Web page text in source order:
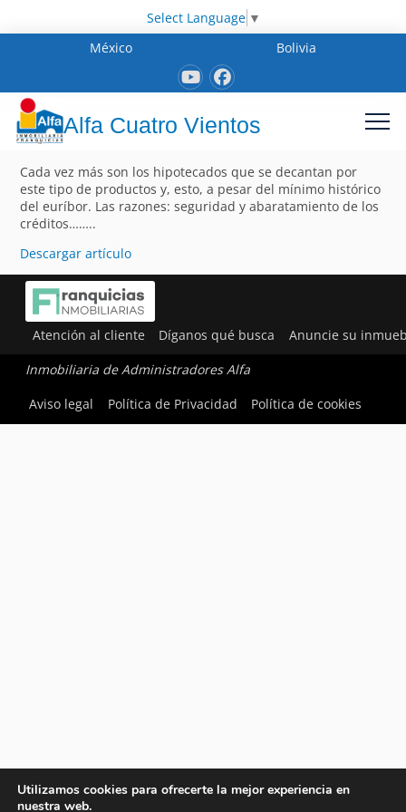
Select Language ▼
México
Bolivia
Alfa Cuatro Vientos
Cada vez más son los hipotecados que se decantan por
este tipo de productos y, esto, a pesar del mínimo histórico
del euríbor. Las razones: seguridad y abaratamiento de los
créditos……..
Descargar artículo
Atención al cliente Díganos qué busca Anuncie su
Inmobiliaria de Administradores Alfa
Aviso legal
Política de Privacidad Política de cookies
Utilizamos cookies para ofrecerte la mejor experiencia en
nuestra web.